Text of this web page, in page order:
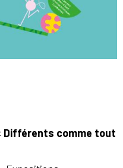
Différents comme tout